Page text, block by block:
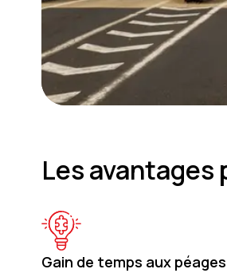
Les
Gain de temps aux péages